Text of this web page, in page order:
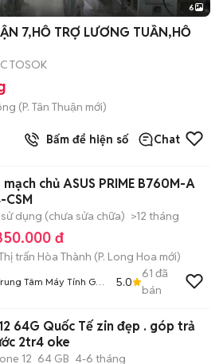
+2
6
7,HỖ TRỢ LƯƠNG TUẦN,HỖ
TOSOK
(P. Tân Thuận mới)
Bấm để hiện số Chat
mạch chủ ASUS PRIME B760M-A
CSM
dụng (chưa sửa chữa) >12 tháng
đ
trấn Hòa Thành (P. Long Hoa mới)
Tâm Máy Tính GK
5.0
61 đã
bán
64G Quốc Tế zin đẹp . góp trả
2tr4 oke
12 64 GB 4-6 tháng